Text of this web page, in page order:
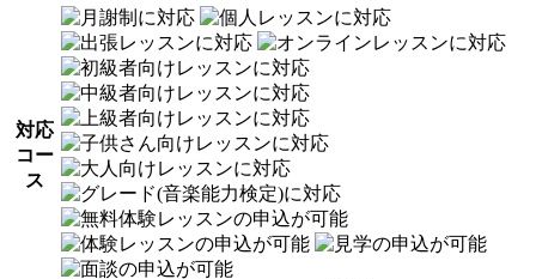
対応
コー
ス